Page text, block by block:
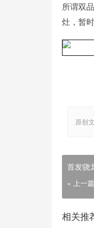
所谓双
灶，暂
原创
首发骁
« 上一篇
相关推